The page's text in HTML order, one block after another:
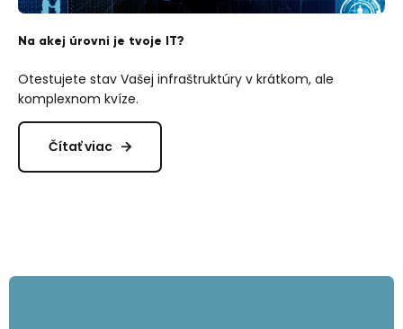
Na akej úrovni je tvoje IT?
Otestujete stav Vašej infraštruktúry v krátkom, ale
komplexnom kvíze.
Čítať viac